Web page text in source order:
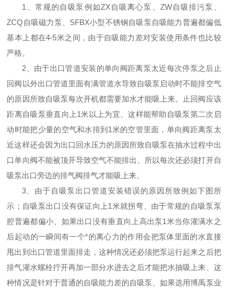
1、 常规的自吸泵例如ZX自吸离心泵、ZW自吸排污泵、
ZCQ自吸磁力泵、SFBX小型不锈钢自吸泵自吸能力普遍都偏低
基本上都在4-5米之间，由于自吸能力差对安装使用条件也比较
严格。
2、 由于出口管道安装的单向阀距离泵太近每次停泵之后止
回阀以外出口管道里面有满管道水导致自吸泵启动时不能排空气
的原因所致自吸泵每次开机都需要加水才能吸上来。止回阀应该
距离自吸泵垂直向上1米以上为宜、这样能帮助自吸泵第二次启
动时能把少量的空气和水排到1米的空管里面，单向阀距离泵太
近这样还会因为出口回水压力的原因所致自吸泵在抽水过程中出
口单向阀不能被顶开导致空气不能排出、所以每次还必须打开自
吸泵出口旁边的排气阀排气才能吸上来。
3、由于自吸泵出口管道安装错误的原因所致例如下图所
示；自吸泵出口没有保证向上1米就拐弯、由于常规的自吸泵泵
腔普遍都偏小、如果出口没有垂直向上高出泵1米当你灌满水之
后起动的一瞬间有一个*的离心力的作用会把泵体里面的水直接
甩出到出口管道里面排走，这种情况还必须把泵运行起来之后把
排气灌水螺栓拧开再加一部分水进去之后才能把水抽吸上来、这
种情况是针对于普通的自吸能力差的自吸泵、如果选用博禹泵业